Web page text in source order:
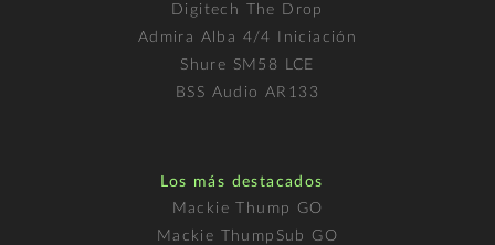
Digitech The Drop
Admira Alba 4/4 Iniciación
Shure SM58 LCE
BSS Audio AR133
Los más destacados
Mackie Thump GO
Mackie ThumpSub GO